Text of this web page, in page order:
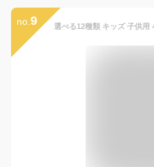
no. 9